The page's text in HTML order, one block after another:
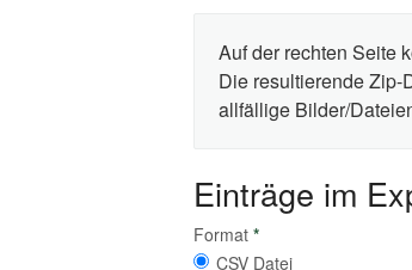
Auf der rechten Seite
Die resultierende Zip-
allfällige Bilder/
Einträge im
Format *
CSV Datei